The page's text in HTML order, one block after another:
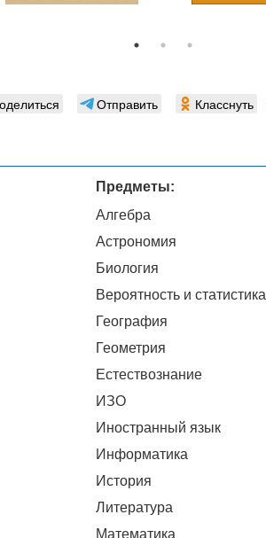
Отправить Класснуть
Предметы:
Алгебра
Астрономия
Биология
Вероятность и статистика
География
Геометрия
Естествознание
ИЗО
Иностранный язык
Информатика
История
Литература
Математика